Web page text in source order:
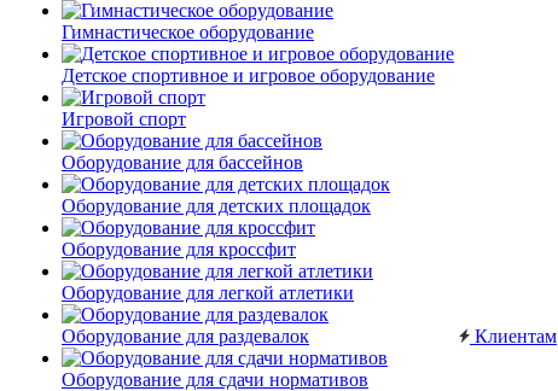
Гимнастическое оборудование
Детское спортивное и игровое оборудование
Игровой спорт
Оборудование для бассейнов
Оборудование для детских площадок
Оборудование для кроссфит
Оборудование для легкой атлетики
Оборудование для раздевалок
Оборудование для сдачи нормативов
Клиентам